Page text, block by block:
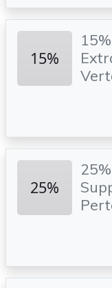
15%
25%